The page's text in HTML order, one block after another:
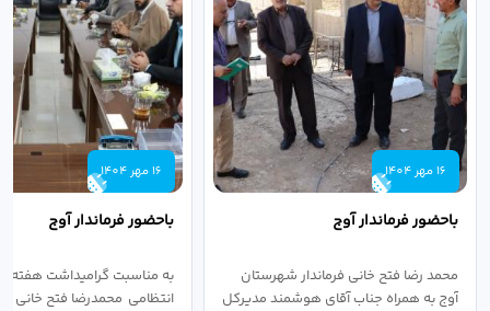
16 مهر 1404
باحضور فرماندار آوج
محمد رضا فتح خانی فرماندار شهرستان
آوج به همراه جناب آقای هوشمند مدیرکل
16 مهر 1404
باحضور فرماندار آوج
به مناسبت گرامیداشت هفته
انتظامی محمدرضا فتح خانی